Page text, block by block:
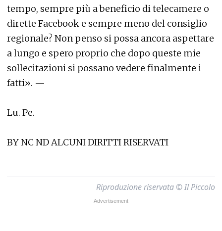
tempo, sempre più a beneficio di telecamere o
dirette Facebook e sempre meno del consiglio
regionale? Non penso si possa ancora aspettare
a lungo e spero proprio che dopo queste mie
sollecitazioni si possano vedere finalmente i
fatti». —
Lu. Pe.
BY NC ND ALCUNI DIRITTI RISERVATI
Riproduzione riservata © Il Piccolo